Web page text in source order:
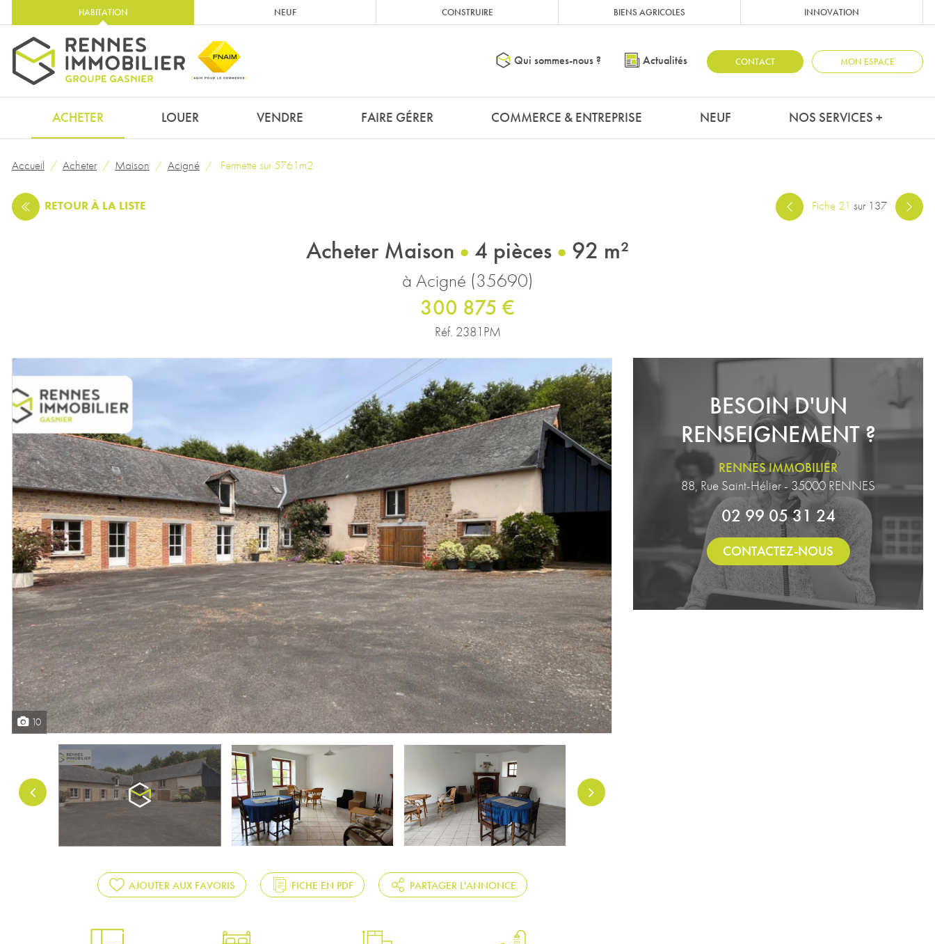
HABITATION NEUF CONSTRUIRE BIENS AGRICOLES INNOVATION
Qui sommes-nous ? Actualités CONTACT MON ESPACE
ACHETER LOUER VENDRE FAIRE GÉRER COMMERCE & ENTREPRISE NEUF NOS SERVICES +
Accueil Acheter Maison Acigné Fermette sur 5761m2
RETOURÀ LA LISTE Fiche 21 sur 137
Acheter Maison 4 pièces 92 m²
à Acigné (35690)
300 875 €
Réf. 2381PM
10
AJOUTER AUX FAVORIS FICHE EN PDF PARTAGER L'ANNONCE
BESOIN D'UN
RENSEIGNEMENT ?
RENNES IMMOBILIER
88, Rue Saint-Hélier - 35000 RENNES
02 99 05 31 24
CONTACTEZ-NOUS